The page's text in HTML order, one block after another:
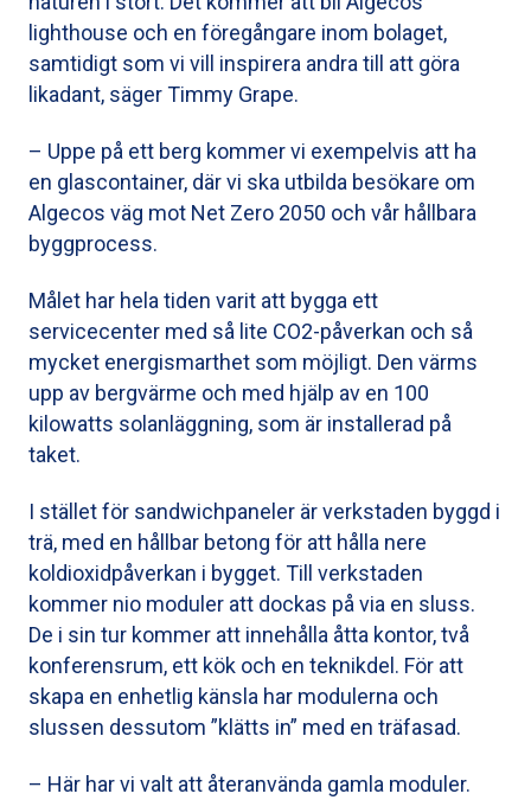
lighthouse och en föregångare inom bolaget,
samtidigt som vi vill inspirera andra till att göra
likadant, säger Timmy Grape.
– Uppe på ett berg kommer vi exempelvis att ha
en glascontainer, där vi ska utbilda besökare om
Algecos väg mot Net Zero 2050 och vår hållbara
byggprocess.
Målet har hela tiden varit att bygga ett
servicecenter med så lite CO2-påverkan och så
mycket energismarthet som möjligt. Den värms
upp av bergvärme och med hjälp av en 100
kilowatts solanläggning, som är installerad på
taket.
I stället för sandwichpaneler är verkstaden byggd i
trä, med en hållbar betong för att hålla nere
koldioxidpåverkan i bygget. Till verkstaden
kommer nio moduler att dockas på via en sluss.
De i sin tur kommer att innehålla åtta kontor, två
konferensrum, ett kök och en teknikdel. För att
skapa en enhetlig känsla har modulerna och
slussen dessutom ”klätts in” med en träfasad.
– Här har vi valt att återanvända gamla moduler.